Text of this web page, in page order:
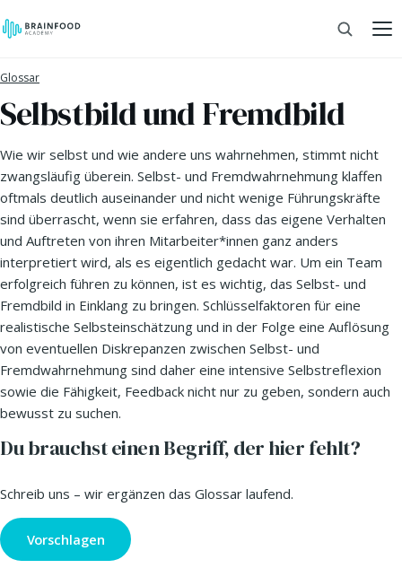
Glossar
Selbstbild und Fremdbild
Wie wir selbst und wie andere uns wahrnehmen, stimmt nicht
zwangsläufig überein. Selbst- und Fremdwahrnehmung klaffen
oftmals deutlich auseinander und nicht wenige Führungskräfte
sind überrascht, wenn sie erfahren, dass das eigene Verhalten
und Auftreten von ihren Mitarbeiter*innen ganz anders
interpretiert wird, als es eigentlich gedacht war. Um ein Team
erfolgreich führen zu können, ist es wichtig, das Selbst- und
Fremdbild in Einklang zu bringen. Schlüsselfaktoren für eine
realistische Selbsteinschätzung und in der Folge eine Auflösung
von eventuellen Diskrepanzen zwischen Selbst- und
Fremdwahrnehmung sind daher eine intensive Selbstreflexion
sowie die Fähigkeit, Feedback nicht nur zu geben, sondern auch
bewusst zu suchen.
Du brauchst einen Begriff, der hier fehlt?
Schreib uns – wir ergänzen das Glossar laufend.
Vorschlagen